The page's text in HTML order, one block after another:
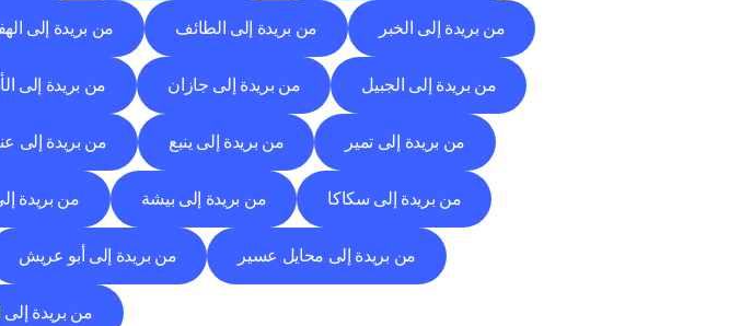
من بريدة إلى الخبر من بريدة إلى الطائف من بريدة إلى
من بريدة إلى الجبيل من بريدة إلى جازان من بريدة إلى
من بريدة إلى تمير من بريدة إلى ينبع من بريدة إلى
من بريدة إلى سكاكا من بريدة إلى بيشة من بريدة
من بريدة إلى محايل عسير من بريدة إلى أبو عريش
من بريدة إلى